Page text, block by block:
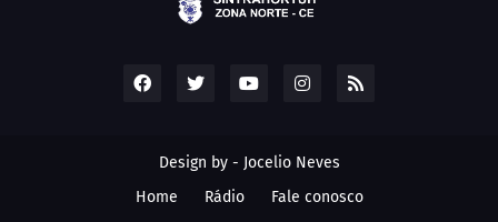
Design by - Jocelio Neves
Home
Rádio Fale conosco